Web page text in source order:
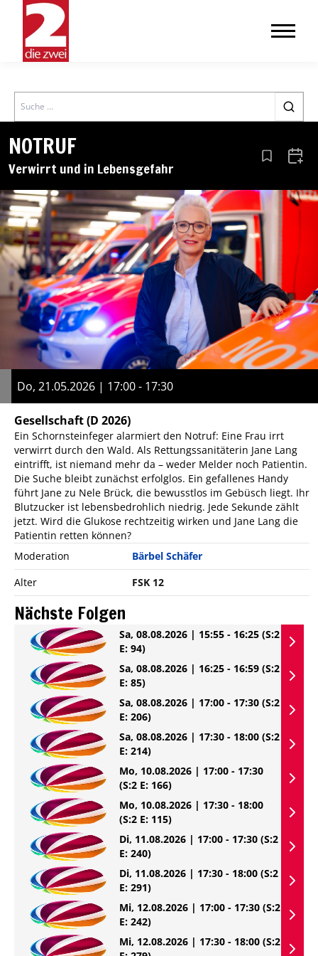
Search
NOTRUF
Verwirrt und in Lebensgefahr Aus den
Do, 21.05.2026 | 17:00 - 17:30
Gesellschaft(D 2026)
Ein Schornsteinfeger alarmiert den Notruf: Eine Frau irrt
verwirrt durch den Wald. Als Rettungssanitäterin Jane Lang
eintrifft, ist niemand mehr da – weder Melder noch Patientin.
Die Suche bleibt zunächst erfolglos. Ein gefallenes Handy
führt Jane zu Nele Brück, die bewusstlos im Gebüsch liegt. Ihr
Blutzucker ist lebensbedrohlich niedrig. Jede Sekunde zählt
jetzt. Wird die Glukose rechtzeitig wirken und Jane Lang die
Patientin retten können?
Moderation
Bärbel Schäfer
Alter
FSK 12
Nächste Folgen
Sa, 08.08.2026 | 15:55 - 16:25 (S:2
E: 94)
Sa, 08.08.2026 | 16:25 - 16:59 (S:2
E: 85)
Sa, 08.08.2026 | 17:00 - 17:30 (S:2
E: 206)
Sa, 08.08.2026 | 17:30 - 18:00 (S:2
E: 214)
Mo, 10.08.2026 | 17:00 - 17:30
(S:2 E: 166)
Mo, 10.08.2026 | 17:30 - 18:00
(S:2 E: 115)
Di, 11.08.2026 | 17:00 - 17:30 (S:2
E: 240)
Di, 11.08.2026 | 17:30 - 18:00 (S:2
E: 291)
Mi, 12.08.2026 | 17:00 - 17:30 (S:2
E: 242)
Mi, 12.08.2026 | 17:30 - 18:00 (S:2